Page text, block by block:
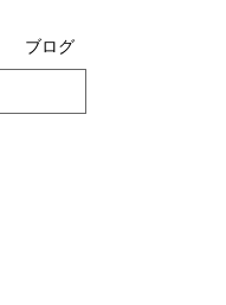
ブログ